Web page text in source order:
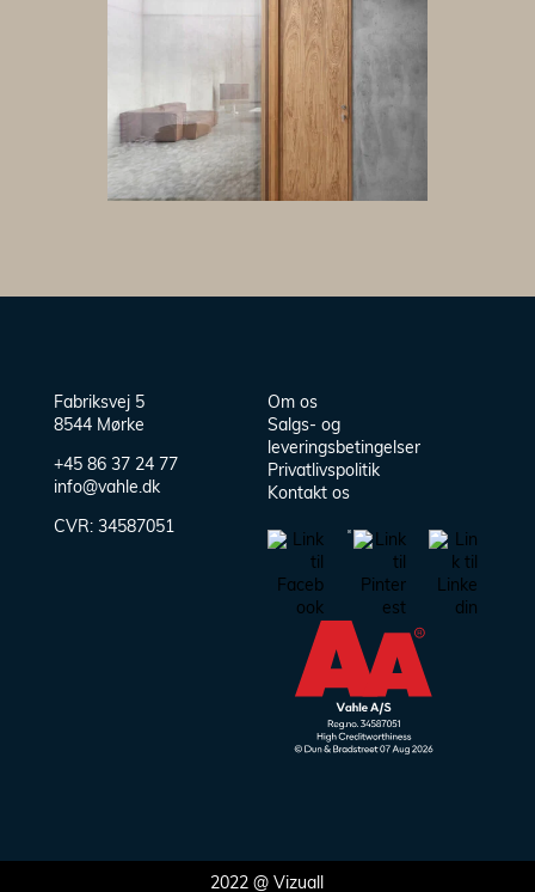
Fabriksvej 5
8544 Mørke
+45 86 37 24 77
info@vahle.dk
CVR: 34587051
Om os
Salgs- og
leveringsbetingelser
Privatlivspolitik
Kontakt os
2022 @ Vizuall